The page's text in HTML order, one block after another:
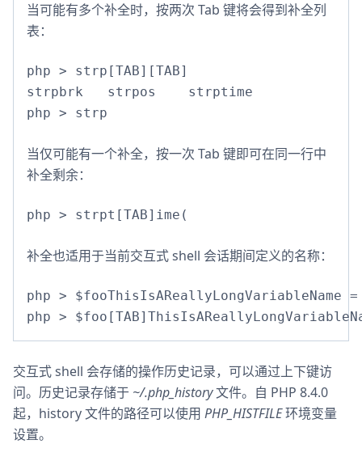
当可能有多个补全时，按两次 Tab 键将会得到补全列
表：
php > strp[TAB][TAB]
strpbrk   strpos    strptime
php > strp
当仅可能有一个补全，按一次 Tab 键即可在同一行中
补全剩余：
php > strpt[TAB]ime(
补全也适用于当前交互式 shell 会话期间定义的名称：
php > $fooThisIsAReallyLongVariableName
php >
交互式 shell 会存储的操作历史记录，可以通过上下键访
问。历史记录存储于 ~/.php_history文件。自 PHP 8.4.0
起，history 文件的路径可以使用 PHP_HISTFILE环境变量
设置。